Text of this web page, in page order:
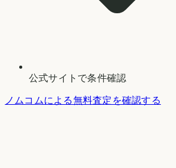
公式サイトで条件確認
ノムコムによる無料査定を確認する